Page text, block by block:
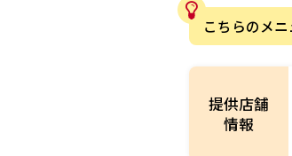
こちらのメ
提供店舗
情報